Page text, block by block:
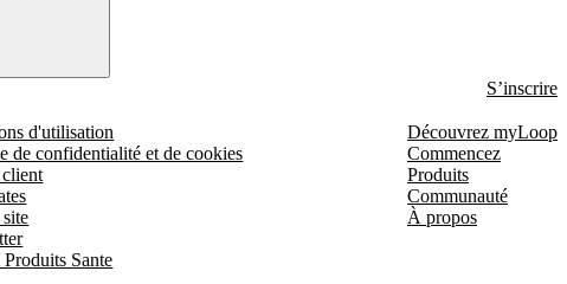
S’inscrire
d'utilisation
de confidentialité et de cookies
Sante
Découvrez myLoop
Commencez
Produits
Communauté
À propos